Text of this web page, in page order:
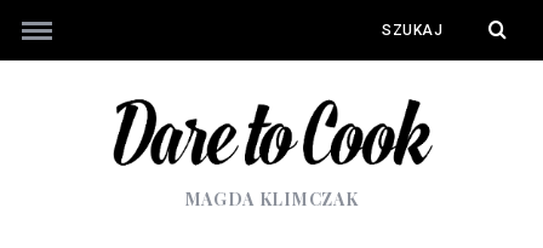
MAGDA KLIMCZAK